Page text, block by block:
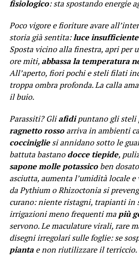
fisiologico: sta spostando energie
Poco vigore e fioriture avare
storia già sentita:luce
Sposta vicino alla finestra, apri per
ore miti, abbassa la temperatura
All’aperto, fiori pochi e steli filati
troppa ombra profonda. La calla
il buio.
Parassiti? Gliafidipuntano gli steli
ragnetto rossoarriva in ambienti
coccinigliesi annidano sotto le
battuta bastanodocce tiepide,
sapone molle potassicoben
asciutta, aumenta l’umidità locale e
da Pythium o Rhizoctonia si
curano: niente ristagni, trapianti in
irrigazioni meno frequenti mapiù
servono. Le maculature virali, rare
disegni irregolari sulle foglie: se
piantae non riutilizzare il terriccio.